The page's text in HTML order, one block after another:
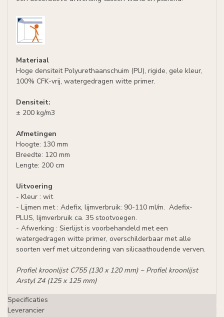
Materiaal
Hoge densiteit Polyurethaanschuim (PU), rigide, gele kleur,
100% CFK-vrij, watergedragen witte primer.
Densiteit:
± 200 kg/m3
Afmetingen
Hoogte: 130 mm
Breedte: 120 mm
Lengte: 200 cm
Uitvoering
- Kleur : wit
- Lijmen met : Adefix, lijmverbruik: 90-110 ml/m. Adefix-
PLUS, lijmverbruik ca. 35 stootvoegen.
- Afwerking : Sierlijst is voorbehandeld met een
watergedragen witte primer, overschilderbaar met alle
soorten verf met uitzondering van silicaathoudende verven.
Profiel kroonlijst C755 (130 x 120 mm) ~ Profiel kroonlijst
Arstyl Z4 (125 x 125 mm)
Specificaties
Leverancier